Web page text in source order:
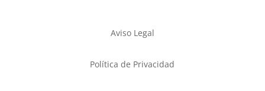
Aviso Legal
Política de Privacidad